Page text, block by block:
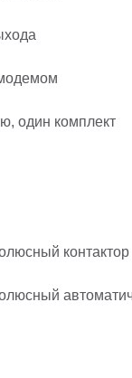
один комплект
контактор